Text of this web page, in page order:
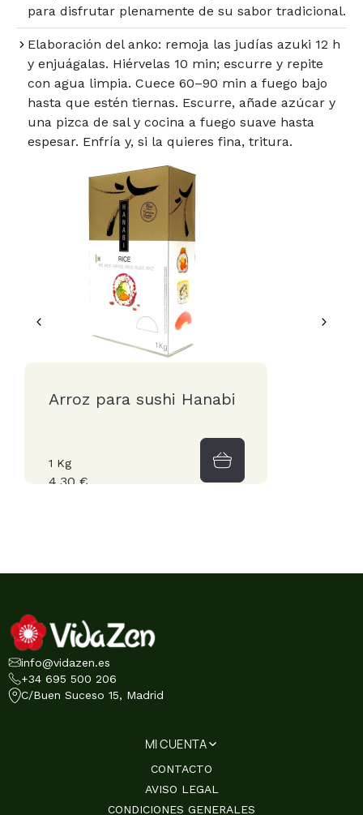
para disfrutar plenamente de su sabor tradicional.
Elaboración del anko: remoja las judías azuki 12 h
y enjuágalas. Hiérvelas 10 min; escurre y repite
con agua limpia. Cuece 60–90 min a fuego bajo
hasta que estén tiernas. Escurre, añade azúcar y
una pizca de sal y cocina a fuego suave hasta
espesar. Enfría y, si la quieres fina, tritura.
Arroz para sushi Hanabi
1 Kg
4,30 €
info@vidazen.es
+34 695 500 206
C/Buen Suceso 15, Madrid
MI CUENTA
CONTACTO
AVISO LEGAL
CONDICIONES GENERALES